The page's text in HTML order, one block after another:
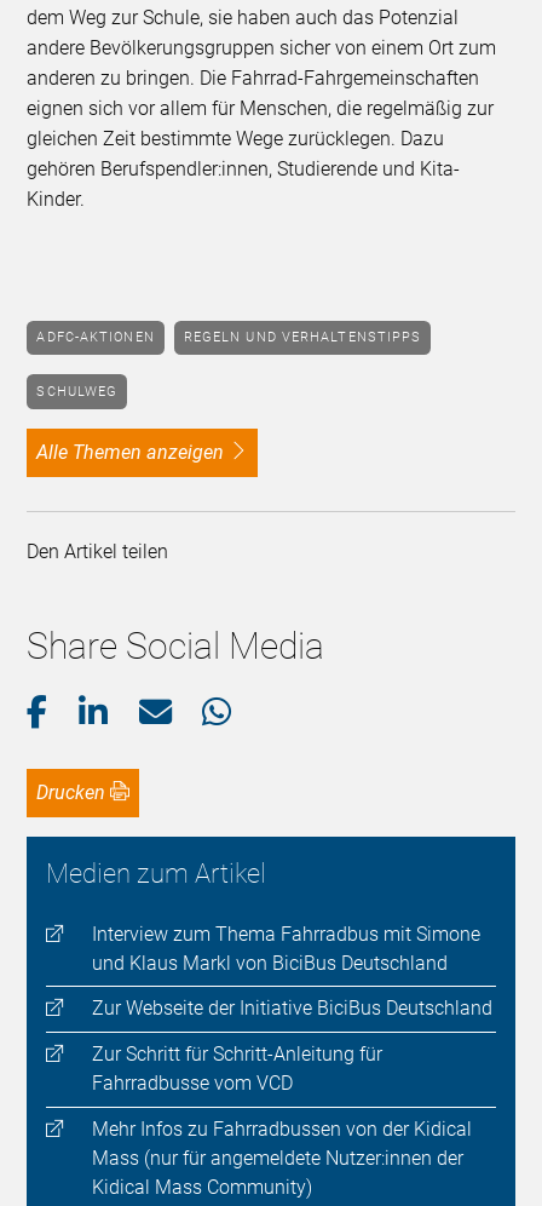
dem Weg zur Schule, sie haben auch das Potenzial
andere Bevölkerungsgruppen sicher von einem Ort zum
anderen zu bringen. Die Fahrrad-Fahrgemeinschaften
eignen sich vor allem für Menschen, die regelmäßig zur
gleichen Zeit bestimmte Wege zurücklegen. Dazu
gehören Berufspendler:innen, Studierende und Kita-
Kinder.
ADFC-AKTIONEN REGELN UND VERHALTENSTIPPS
SCHULWEG
alle Themen anzeigen
Den Artikel teilen
Share Social Media
Drucken
Medien zum Artikel
Interview zum Thema Fahrradbus mit Simone
und Klaus Markl von BiciBus Deutschland
Zur Webseite der Initiative BiciBus Deutschland
Zur Schritt für Schritt-Anleitung für
Fahrradbusse vom VCD
Mehr Infos zu Fahrradbussen von der Kidical
Mass (nur für angemeldete Nutzer:innen der
Kidical Mass Community)